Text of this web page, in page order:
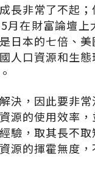
長非常了不起
月在財富論壇上
日本的七倍、
人口資源和生
決，因此要非
源的使用效率
驗，取其長不
源的揮霍無度